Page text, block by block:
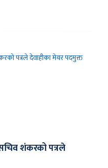
शंकरको पत्रले